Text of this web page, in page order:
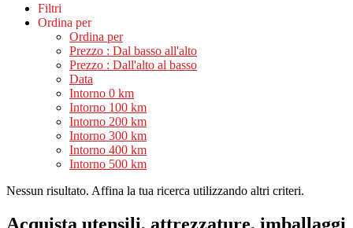
Filtri
Ordina per
Ordina per
Prezzo : Dal basso all'alto
Prezzo : Dall'alto al basso
Data
Intorno 0 km
Intorno 100 km
Intorno 200 km
Intorno 300 km
Intorno 400 km
Intorno 500 km
Nessun risultato. Affina la tua ricerca utilizzando altri criteri.